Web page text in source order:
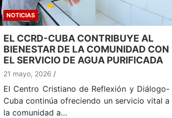
NOTICIAS
EL CCRD-CUBA CONTRIBUYE AL
BIENESTAR DE LA COMUNIDAD CON
EL SERVICIO DE AGUA PURIFICADA
21 mayo, 2026
El Centro Cristiano de Reflexión y Diálogo-
Cuba continúa ofreciendo un servicio vital a
la comunidad a…